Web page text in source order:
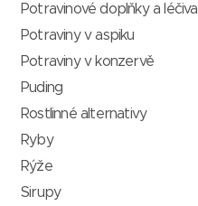
Potravinové doplňky a léčiva
Potraviny v aspiku
Potraviny v konzervě
Puding
Rostlinné alternativy
Ryby
Rýže
Sirupy